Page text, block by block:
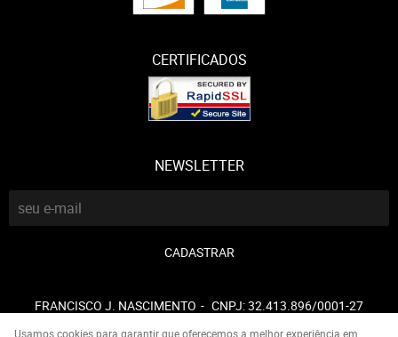
CERTIFICADOS
NEWSLETTER
CADASTRAR
FRANCISCO J. NASCIMENTO CNPJ: 32.413.896/0001-27
Usamos cookies para garantir que oferecemos a melhor experiência em